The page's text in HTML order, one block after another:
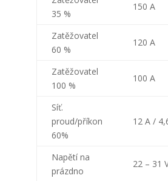
35 %
150 A
Zatěžovatel
60 %
120 A
Zatěžovatel
100 %
100 A
Síť.
proud/příkon
60%
12 A /
Napětí na
prázdno
22 – 31